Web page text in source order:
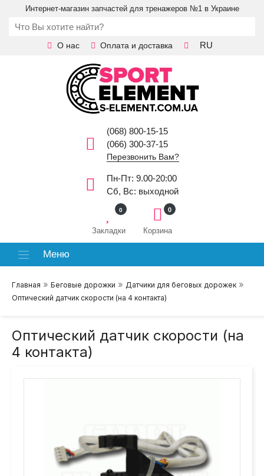
Интернет-магазин запчастей для тренажеров №1 в Украине
О нас Оплата и доставка RU
(068) 800-15-15
(066) 300-37-15
Перезвонить Вам?
Пн-Пт: 9.00-20:00
Сб, Вс: выходной
Закладки
0
Корзина
0
Меню
Главная » Беговые дорожки » Датчики для беговых дорожек »
Оптический датчик скорости (на 4 контакта)
Оптический датчик скорости (на
4 контакта)